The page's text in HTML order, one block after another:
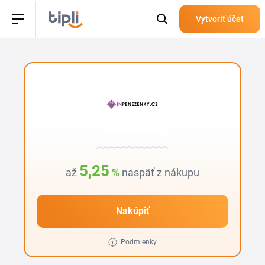
Vytvoriť účet
až 5,25 % naspäť z nákupu
Nakúpiť
Podmienky